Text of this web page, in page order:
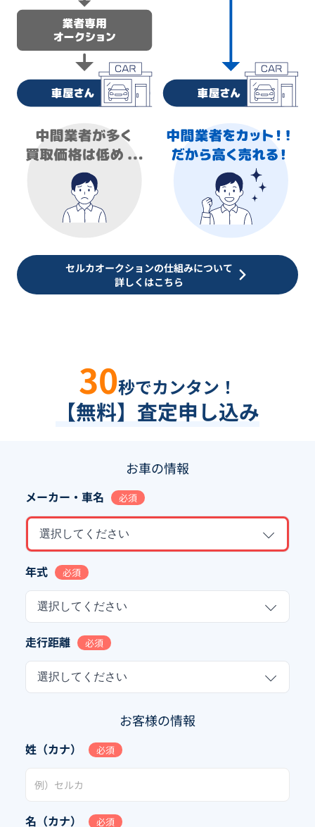
セルカオークションの仕組みについて
詳しくはこちら
30秒でカンタン！
【無料】査定申し込み
お車の情報
メーカー・車名 必須
選択してください
年式 必須
選択してください
走行距離 必須
選択してください
お客様の情報
姓（カナ） 必須
名（カナ） 必須